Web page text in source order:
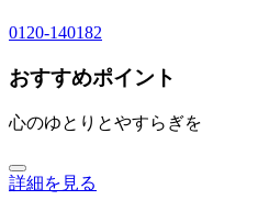
0120-140182
おすすめポイント
心のゆとりとやすらぎを
詳細を見る